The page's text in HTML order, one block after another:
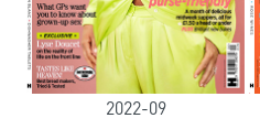
2022-09